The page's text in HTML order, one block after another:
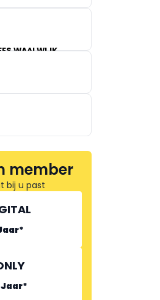
WAALWIJK
member
bij u past
*
Jaar*